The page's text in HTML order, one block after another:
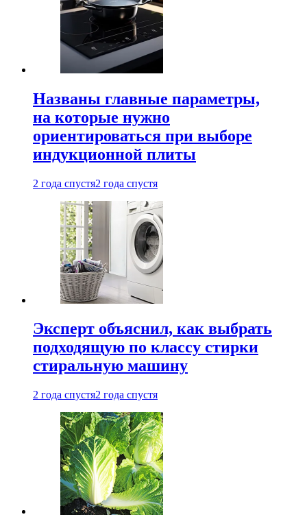
Названы главные параметры,
на которые нужно
ориентироваться при выборе
индукционной плиты
2 года спустя2 года спустя
Эксперт объяснил, как выбрать
подходящую по классу стирки
стиральную машину
2 года спустя2 года спустя